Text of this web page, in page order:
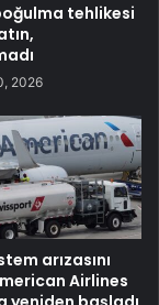
tehlikesi
2026
arızasını
Airlines